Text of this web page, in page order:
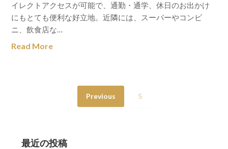
イレクトアクセスが可能で、通勤・通学、休日のお出かけ
にもとても便利な好立地。近隣には、スーパーやコンビ
ニ、飲食店な…
Read More
Previous 5
最近の投稿